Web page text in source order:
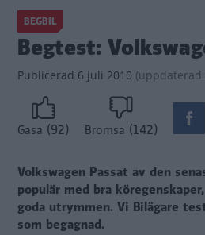
BEGBIL
Begtest:
Publicerad 6 juli 2010 (uppdaterad
Gasa (92) Bromsa (142)
Volkswagen Passat av den
populär med bra
goda utrymmen. Vi Bilägare
som begagnad.